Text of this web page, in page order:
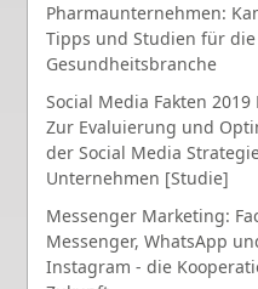
Pharmaunternehmen:
Tipps und Studien für die
Gesundheitsbranche
Social Media Fakten 2019
Zur Evaluierung und
der Social Media
Unternehmen [Studie]
Messenger Marketing:
Messenger, WhatsApp
Instagram - die